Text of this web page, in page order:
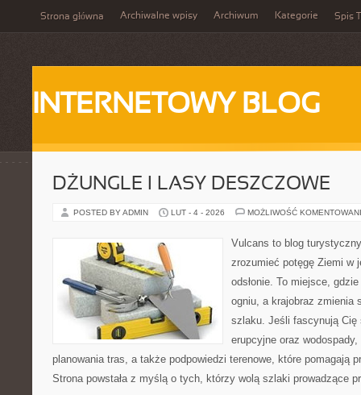
Strona główna Archiwalne wpisy Archiwum Kategorie Spis
INTERNETOWY BLOG
DŻUNGLE I LASY DESZCZOWE
POSTED BY ADMIN LUT - 4 - 2026 MOŻLIWOŚĆ
Vulcans to blog
zrozumieć potęgę Ziemi w
odsłonie. To miejsce,
ogniu, a krajobraz zmienia
szlaku. Jeśli fascynują Cię
erupcyjne oraz
planowania tras, a także podpowiedzi terenowe, które pomagają
Strona powstała z myślą o tych, którzy wolą szlaki prowadzące